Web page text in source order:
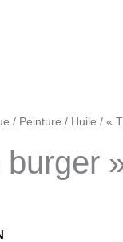
/ Peinture / Huile / «
burger